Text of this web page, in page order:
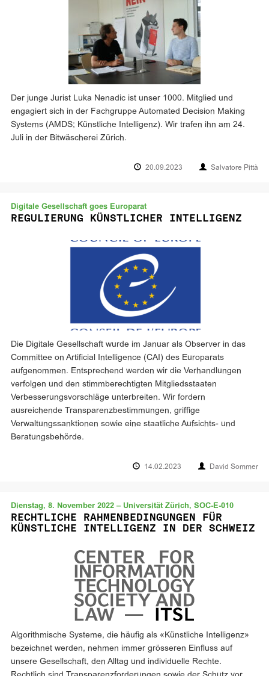
Der junge Jurist Luka Nenadic ist unser 1000. Mitglied und
engagiert sich in der Fachgruppe Automated Decision Making
Systems (AMDS; Künstliche Intelligenz). Wir trafen ihn am 24.
Juli in der Bitwäscherei Zürich.
20.09.2023 Salvatore Pittà
Digitale Gesellschaft goes Europarat
REGULIERUNG KÜNSTLICHER INTELLIGENZ
Die Digitale Gesellschaft wurde im Januar als Observer in das
Committee on Artificial Intelligence (CAI) des Europarats
aufgenommen. Entsprechend werden wir die Verhandlungen
verfolgen und den stimmberechtigten Mitgliedsstaaten
Verbesserungsvorschläge unterbreiten. Wir fordern
ausreichende Transparenzbestimmungen, griffige
Verwaltungssanktionen sowie eine staatliche Aufsichts- und
Beratungsbehörde.
14.02.2023 David Sommer
Dienstag, 8. November 2022 – Universität Zürich, SOC-E-010
RECHTLICHE RAHMENBEDINGUNGEN FÜR
KÜNSTLICHE INTELLIGENZ IN DER SCHWEIZ
Algorithmische Systeme, die häufig als «Künstliche Intelligenz»
bezeichnet werden, nehmen immer grösseren Einfluss auf
unsere Gesellschaft, den Alltag und individuelle Rechte.